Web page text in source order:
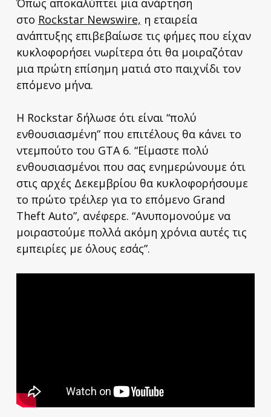
στο Rockstar Newswire, η εταιρεία
ανάπτυξης επιβεβαίωσε τις φήμες που είχαν
κυκλοφορήσει νωρίτερα ότι θα μοιραζόταν
μια πρώτη επίσημη ματιά στο παιχνίδι τον
επόμενο μήνα.
Η Rockstar δήλωσε ότι είναι “πολύ
ενθουσιασμένη” που επιτέλους θα κάνει το
ντεμπούτο του GTA 6. “Είμαστε πολύ
ενθουσιασμένοι που σας ενημερώνουμε ότι
στις αρχές Δεκεμβρίου θα κυκλοφορήσουμε
το πρώτο τρέιλερ για το επόμενο Grand
Theft Auto”, ανέφερε. “Ανυπομονούμε να
μοιραστούμε πολλά ακόμη χρόνια αυτές τις
εμπειρίες με όλους εσάς”.